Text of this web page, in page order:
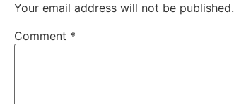
Your email address will not be published.
Comment *